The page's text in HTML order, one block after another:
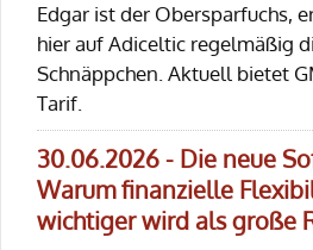
Edgar ist der Obersparfuchs,
hier auf Adiceltic regelmäßig
Schnäppchen. Aktuell bietet
Tarif.
30.06.2026 - Die neue
Warum finanzielle
wichtiger wird als große